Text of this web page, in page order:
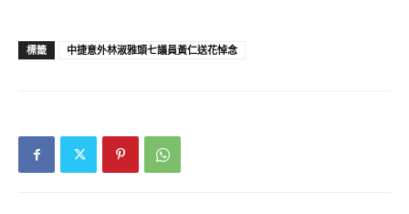
標籤 中捷意外林淑雅頭七議員黃仁送花悼念